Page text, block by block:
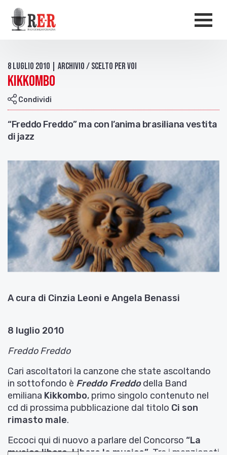
Salta al contenuto principale
8 Luglio 2010 | Archivio / Scelto per voi
Kikkombo
Condividi
“Freddo Freddo” ma con l’anima brasiliana vestita
di jazz
A cura di Cinzia Leoni e Angela Benassi
8 luglio 2010
Freddo Freddo
Cari ascoltatori la canzone che state ascoltando
in sottofondo è Freddo Freddodella Band
emiliana Kikkombo, primo singolo contenuto nel
cd di prossima pubblicazione dal titolo Ci son
rimasto male.
Eccoci qui di nuovo a parlare del Concorso “La
musica libera. Libera la musica” . Tra i menzionati